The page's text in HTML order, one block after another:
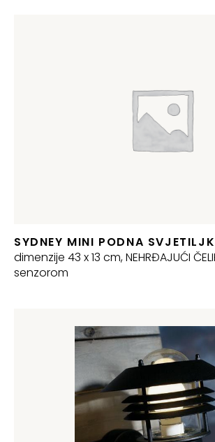
SYDNEY MINI PODNA
dimenzije 43 x 13 cm, NEHRĐAJUĆI
senzorom